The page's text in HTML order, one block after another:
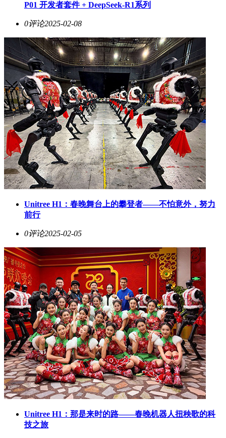
P01 开发者套件 + DeepSeek-R1系列
0评论2025-02-08
Unitree H1：春晚舞台上的攀登者——不怕意外，努力
前行
0评论2025-02-05
Unitree H1：那是来时的路——春晚机器人扭秧歌的科
技之旅